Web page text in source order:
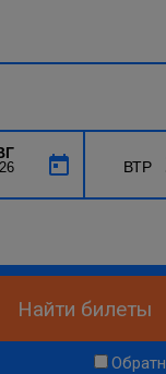
ВТР
Найти билеты